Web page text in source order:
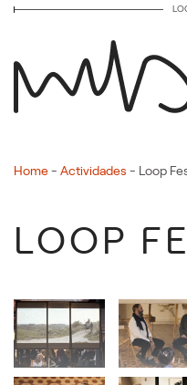
Ir al contenido principal
Home- Actividades - Loop
LOOP